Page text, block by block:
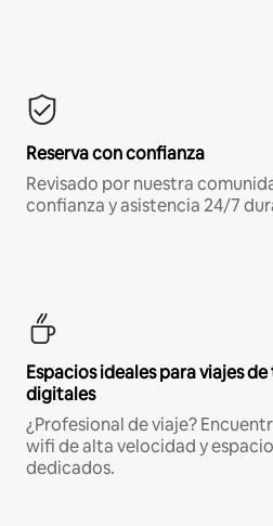
Reserva con confianza
Revisado por nuestra
confianza y asistencia 24/7
Espacios ideales para viajes
digitales
¿Profesional de viaje?
wifi de alta velocidad y
dedicados.